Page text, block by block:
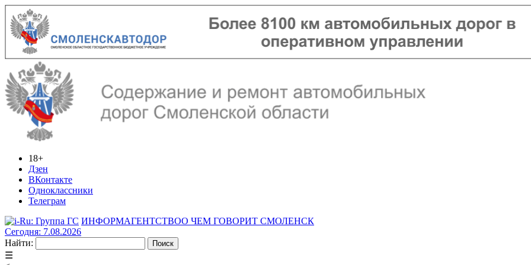
18+
Дзен
ВКонтакте
Одноклассники
Телеграм
ИНФОРМАГЕНТСТВОО ЧЕМ ГОВОРИТ СМОЛЕНСК
Сегодня: 7.08.2026
Найти:
☰